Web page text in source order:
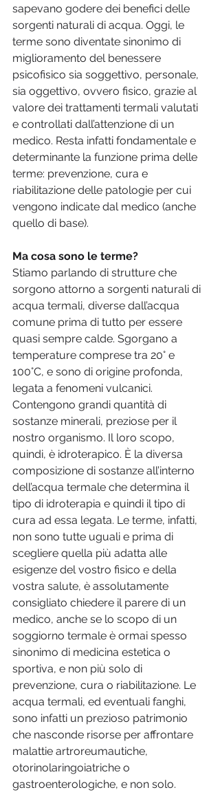
sapevano godere dei benefici delle
sorgenti naturali di acqua. Oggi, le
terme sono diventate sinonimo di
miglioramento del benessere
psicofisico sia soggettivo, personale,
sia oggettivo, ovvero fisico, grazie al
valore dei trattamenti termali valutati
e controllati dall’attenzione di un
medico. Resta infatti fondamentale e
determinante la funzione prima delle
terme: prevenzione, cura e
riabilitazione delle patologie per cui
vengono indicate dal medico (anche
quello di base).
Ma cosa sono le terme?
Stiamo parlando di strutture che
sorgono attorno a sorgenti naturali di
acqua termali, diverse dall’acqua
comune prima di tutto per essere
quasi sempre calde. Sgorgano a
temperature comprese tra 20° e
100°C, e sono di origine profonda,
legata a fenomeni vulcanici.
Contengono grandi quantità di
sostanze minerali, preziose per il
nostro organismo. Il loro scopo,
quindi, è idroterapico. È la diversa
composizione di sostanze all’interno
dell’acqua termale che determina il
tipo di idroterapia e quindi il tipo di
cura ad essa legata. Le terme, infatti,
non sono tutte uguali e prima di
scegliere quella più adatta alle
esigenze del vostro fisico e della
vostra salute, è assolutamente
consigliato chiedere il parere di un
medico, anche se lo scopo di un
soggiorno termale è ormai spesso
sinonimo di medicina estetica o
sportiva, e non più solo di
prevenzione, cura o riabilitazione. Le
acqua termali, ed eventuali fanghi,
sono infatti un prezioso patrimonio
che nasconde risorse per affrontare
malattie artroreumautiche,
otorinolaringoiatriche o
gastroenterologiche, e non solo.